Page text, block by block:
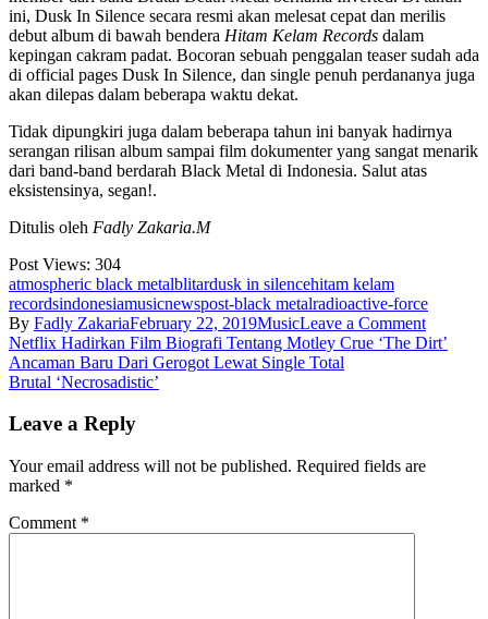
ini, Dusk In Silence secara resmi akan melesat cepat dan merilis
debut album di bawah bendera Hitam Kelam Records dalam
kepingan cakram padat. Bocoran sebuah penggalan teaser sudah ada
di official pages Dusk In Silence, dan single penuh perdananya juga
akan dilepas dalam beberapa waktu dekat.
Tidak dipungkiri juga dalam beberapa tahun ini banyak hadirnya
serangan rilisan album sampai film dokumenter yang sangat menarik
dari band-band berdarah Black Metal di Indonesia. Salut atas
eksistensinya, segan!.
Ditulis oleh Fadly Zakaria.M
Post Views: 304
atmospheric black metalblitardusk in silencehitam kelam
recordsindonesiamusicnewspost-black metalradioactive-force
By Fadly ZakariaFebruary 22, 2019MusicLeave a Commenton
Dusk
Post
navigation
Netflix Hadirkan Film Biografi Tentang Motley Crue ‘The Dirt’
Ancaman Baru Dari Gerogot Lewat Single Total
Brutal ‘Necrosadistic’
Leave a Reply
Your email address will not be published. Required fields are
marked *
Comment *